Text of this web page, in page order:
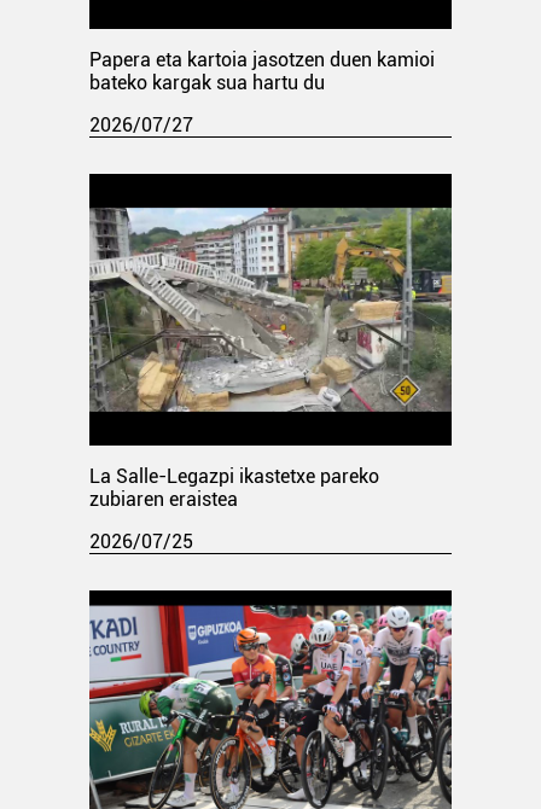
Papera eta kartoia jasotzen duen kamioi
bateko kargak sua hartu du
2026/07/27
La Salle-Legazpi ikastetxe pareko
zubiaren eraistea
2026/07/25